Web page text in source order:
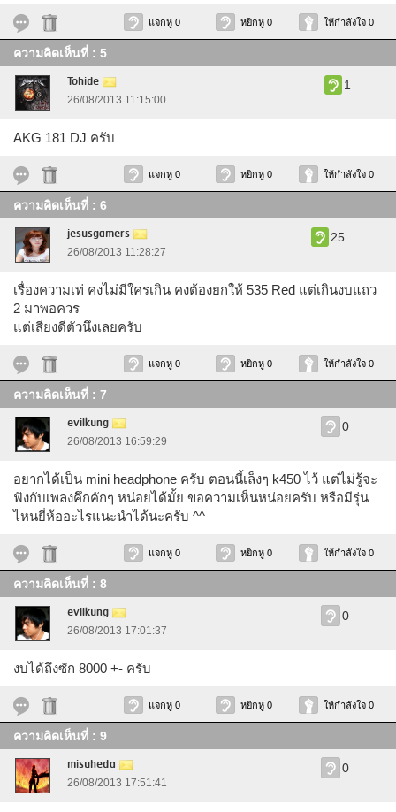
แจกหู 0 หยิกหู 0 ให้กำลังใจ 0
ความคิดเห็นที่ : 5
Tohide
26/08/2013 11:15:00
1
AKG 181 DJ ครับ
แจกหู 0 หยิกหู 0 ให้กำลังใจ 0
ความคิดเห็นที่ : 6
jesusgamers
26/08/2013 11:28:27
25
เรื่องความเท่ คงไม่มีใครเกิน คงต้องยกให้ 535 Red แต่เกินงบแถว
2 มาพอควร
แต่เสียงดีตัวนึงเลยครับ
แจกหู 0 หยิกหู 0 ให้กำลังใจ 0
ความคิดเห็นที่ : 7
evilkung
26/08/2013 16:59:29
0
อยากได้เป็น mini headphone ครับ ตอนนี้เล็งๆ k450 ไว้ แต่ไม่รู้จะ
ฟังกับเพลงคึกคักๆ หน่อยได้มั้ย ขอความเห็นหน่อยครับ หรือมีรุ่น
ไหนยี่ห้ออะไรแนะนำได้นะครับ ^^
แจกหู 0 หยิกหู 0 ให้กำลังใจ 0
ความคิดเห็นที่ : 8
evilkung
26/08/2013 17:01:37
0
งบได้ถึงซัก 8000 +- ครับ
แจกหู 0 หยิกหู 0 ให้กำลังใจ 0
ความคิดเห็นที่ : 9
misuheda
26/08/2013 17:51:41
0